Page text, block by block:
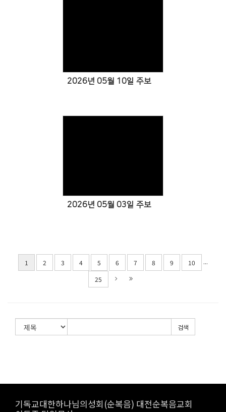
2026년 05월 10일 주보
2026년 05월 03일 주보
1 2 3 4 5 6 7 8 9 10 ...
25
검색
기독교대한하나님의성회(순복음) 대전순복음교회